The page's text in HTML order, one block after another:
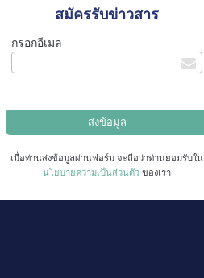
สมัครรับข่าวสาร
กรอกอีเมล
เมื่อท่านส่งข้อมูลผ่านฟอร์ม จะถือว่าท่านยอมรับใน
นโยบายความเป็นส่วนตัว ของเรา